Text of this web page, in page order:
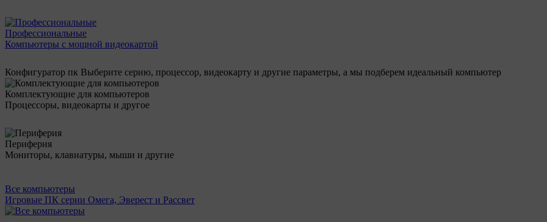
Профессиональные
Компьютеры с мощной видеокартой
Конфигуратор пк Выберите серию, процессор, видеокарту и другие параметры, а мы подберем идеальный компьютер
Комплектующие для компьютеров
Процессоры, видеокарты и другое
Периферия
Мониторы, клавиатуры, мыши и другие
Все компьютеры
Игровые ПК серии Омега, Эверест и Рассвет